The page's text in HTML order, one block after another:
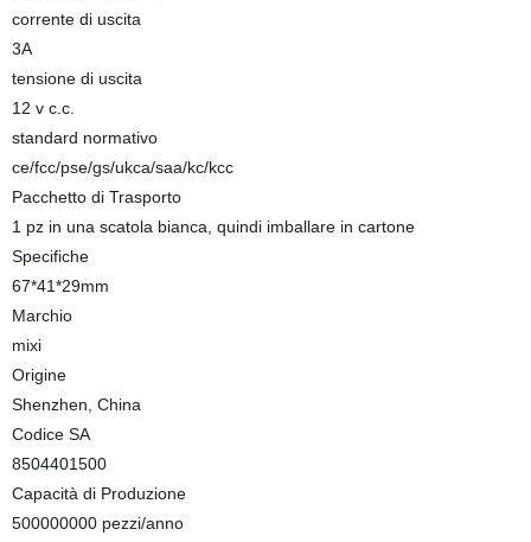
corrente di uscita
3A
tensione di uscita
12 v c.c.
standard normativo
ce/fcc/pse/gs/ukca/saa/kc/kcc
Pacchetto di Trasporto
1 pz in una scatola bianca, quindi imballare in cartone
Specifiche
67*41*29mm
Marchio
mixi
Origine
Shenzhen, China
Codice SA
8504401500
Capacità di Produzione
500000000 pezzi/anno